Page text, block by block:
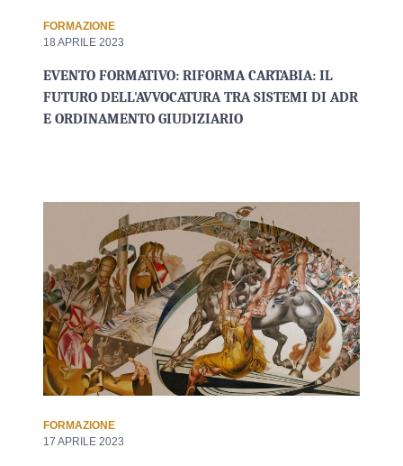
FORMAZIONE
18 APRILE 2023
EVENTO FORMATIVO: RIFORMA CARTABIA: IL
FUTURO DELL'AVVOCATURA TRA SISTEMI DI ADR
E ORDINAMENTO GIUDIZIARIO
FORMAZIONE
17 APRILE 2023